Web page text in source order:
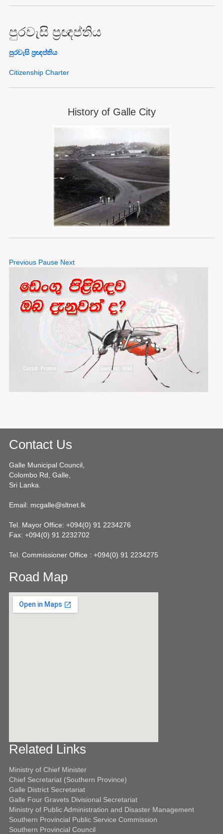
පුරවැසි ප්‍රඥප්තිය
පුරවැසි ප්‍රඥප්තිය
Citizenship Charter
History of Galle City
Previous Pause Next
Contact Us
Galle Municipal Council,
Colombo Rd, Galle,
Sri Lanka.
Email: mcgalle@sltnet.lk
Tel. Mayor Office: +094(0) 91 2234276
Fax: +094(0) 91 2232702
Tel. Commissioner Office : +094(0) 91 2234275
Road Map
ota javascript käyttöön.
Related Links
Ministry of Chief Minister
Chief Secretariat (Southern Province)
Galle District Secretariat
Galle Four Gravets Divisional Secretariat
Ministry of Public Administration and Disaster Management
Southern Provincial Public Service Commission
Southern Provincial Council